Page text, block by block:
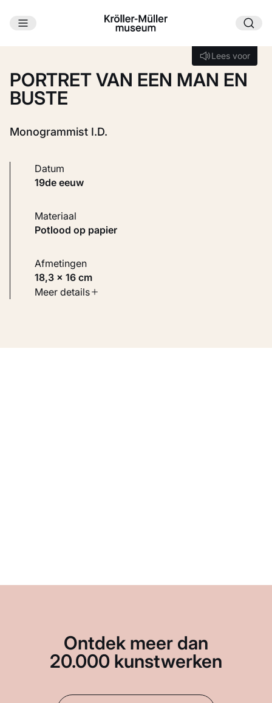
Ga naar hoofdinhoud
Lees voor
Lees voor
PORTRET VAN EEN MAN EN
BUSTE
Monogrammist I.D.
Datum
19de eeuw
Materiaal
Potlood op papier
Afmetingen
18,3 × 16 cm
Soort werk
Meer details
Ontdek meer dan
20.000 kunstwerken